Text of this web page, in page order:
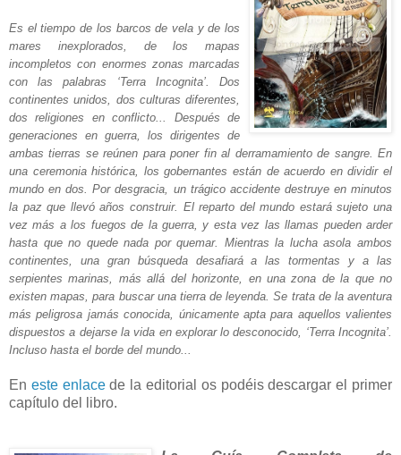
Es el tiempo de los barcos de vela y de los
mares inexplorados, de los mapas
incompletos con enormes zonas marcadas
con las palabras ‘Terra Incognita’. Dos
continentes unidos, dos culturas diferentes,
dos religiones en conflicto... Después de
generaciones en guerra, los dirigentes de
ambas tierras se reúnen para poner fin al derramamiento de sangre. En
una ceremonia histórica, los gobernantes están de acuerdo en dividir el
mundo en dos. Por desgracia, un trágico accidente destruye en minutos
la paz que llevó años construir. El reparto del mundo estará sujeto una
vez más a los fuegos de la guerra, y esta vez las llamas pueden arder
hasta que no quede nada por quemar. Mientras la lucha asola ambos
continentes, una gran búsqueda desafiará a las tormentas y a las
serpientes marinas, más allá del horizonte, en una zona de la que no
existen mapas, para buscar una tierra de leyenda. Se trata de la aventura
más peligrosa jamás conocida, únicamente apta para aquellos valientes
dispuestos a dejarse la vida en explorar lo desconocido, ‘Terra Incognita’.
Incluso hasta el borde del mundo...
En este enlacede la editorial os podéis descargar el primer
capítulo del libro.